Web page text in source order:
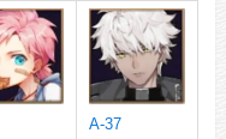
A-37